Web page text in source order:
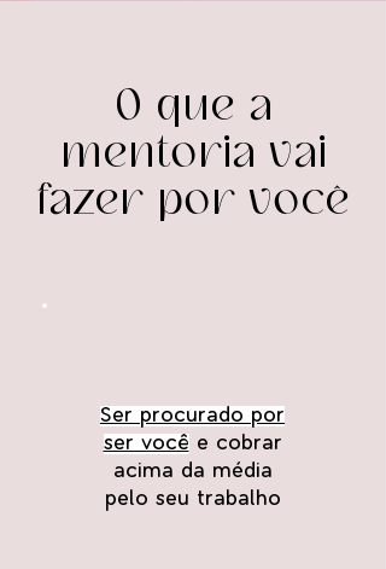
O que a
mentoria vai
fazer por você
Ser procurado por
ser você e cobrar
acima da média
pelo seu trabalho